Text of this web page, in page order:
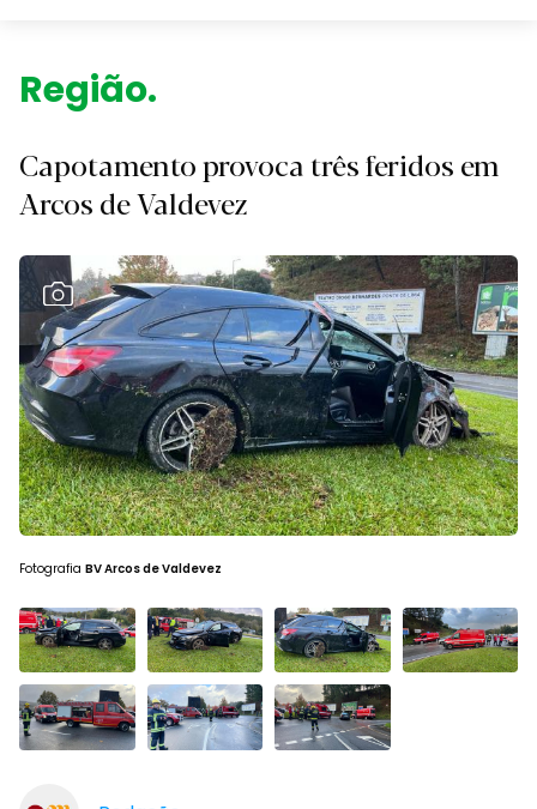
Região.
Capotamento provoca três feridos em
Arcos de Valdevez
Ver Galeria
Fotografia BV Arcos de Valdevez